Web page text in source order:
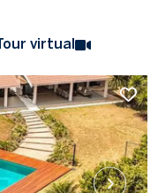
Tour virtual